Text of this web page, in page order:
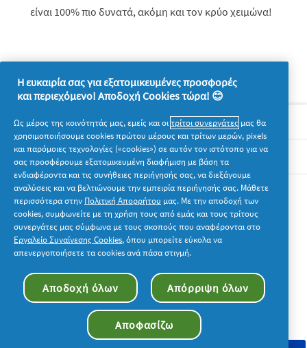
είναι 100% πιο δυνατά, ακόμη και τον κρύο χειμώνα!
Σχετικά με την P&G
Νομικά
Ακολουθήστε μας
© 2026 Procter & Gamble. Με την επιφύλαξη παντός
δικαιώματος. Η χρήση και η πρόσβαση στις πληροφορίες σε
αυτόν τον ιστότοπο υπόκειται στους όρους και τις προϋποθέσεις
που καθορίζονται στη νομική συμφωνία μας.
Η ευκαιρία σας για εξατομικευμένες προσφορές
και περιεχόμενο! Αποδοχή Cookies τώρα! 😊
Ως μέρος της κοινότητάς μας, εμείς και οιτρίτοι συνεργάτες μας θα
χρησιμοποιήσουμε cookies πρώτου μέρους και τρίτων μερών, pixels
και παρόμοιες τεχνολογίες («cookies») σε αυτόν τον ιστότοπο για να
σας προσφέρουμε εξατομικευμένη διαφήμιση με βάση τα
ενδιαφέροντα και τις συνήθειες περιήγησής σας, να διεξάγουμε
αναλύσεις και να βελτιώνουμε την εμπειρία περιήγησής σας. Μάθετε
περισσότερα στην Πολιτική Απορρήτου μας. Με την αποδοχή των
cookies, συμφωνείτε με τη χρήση τους από εμάς και τους τρίτους
συνεργάτες μας σύμφωνα με τους σκοπούς που αναφέρονται στο
Εργαλείο Συναίνεσης Cookies, όπου μπορείτε εύκολα να
απενεργοποιήσετε τα cookies ανά πάσα στιγμή.
Αποδοχή όλων Απόρριψη όλων
Αποφασίζω